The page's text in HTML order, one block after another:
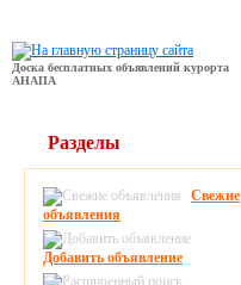
Доска бесплатных объявлений курорта
АНАПА
Разделы
Свежие
объявления
Добавить объявление